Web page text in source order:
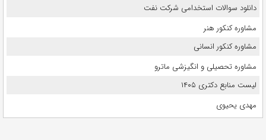
دانلود سوالات استخدامی شرکت نفت
مشاوره کنکور هنر
مشاوره کنکور انسانی
مشاوره تحصیلی و انگیزشی ماترو
لیست منابع دکتری ۱۴۰۵
مهدی یحیوی